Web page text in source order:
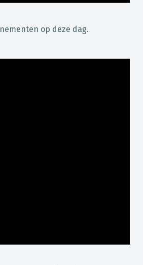
op deze dag.